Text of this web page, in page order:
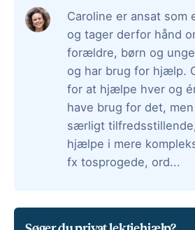
Caroline er ansat som
og tager derfor hånd
forældre, børn og
og har brug for hjælp.
for at hjælpe hver og
have brug for det,
særligt
hjælpe i mere
fx tosprogede, ord...